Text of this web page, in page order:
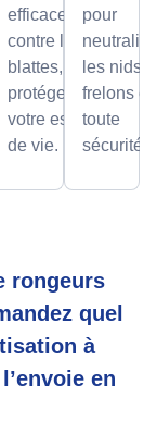
efficaces
contre les
blattes, pour
protéger
votre espace
de vie.
pour
les nids
frelons
toute
sécurité.
rongeurs
quel
à
en